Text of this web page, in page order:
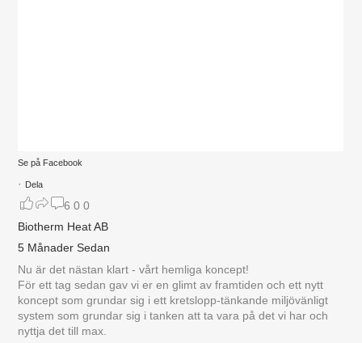
Se på Facebook
· Dela
6 0 0
Biotherm Heat AB
5 Månader Sedan
Nu är det nästan klart - vårt hemliga koncept!
För ett tag sedan gav vi er en glimt av framtiden och ett nytt
koncept som grundar sig i ett kretslopp-tänkande miljövänligt
system som grundar sig i tanken att ta vara på det vi har och
nyttja det till max.